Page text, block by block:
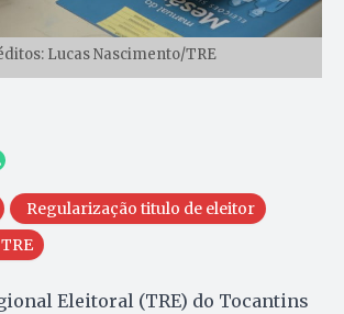
Lucas Nascimento/TRE
Regularização titulo de eleitor
TRE
Eleitoral (TRE) do Tocantins